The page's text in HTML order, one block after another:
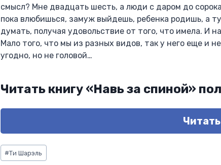
смысл? Мне двадцать шесть, а люди с даром до
пока влюбишься, замуж выйдешь, ребенка родишь, а
думать, получая удовольствие от того, что имела. И
Мало того, что мы из разных видов, так у него еще и
угодно, но не головой…
Читать книгу «Навь за спиной»
Читать
Метки
записи:
#Ти Шарэль